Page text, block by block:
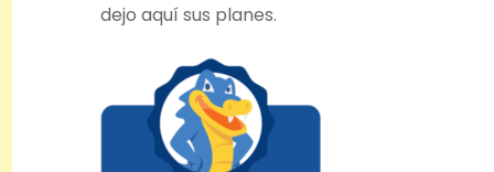
dejo aquí sus planes.